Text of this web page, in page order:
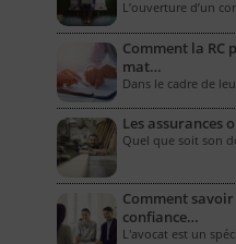
L’ouverture d’un
Comment la RC
mat…
Dans le cadre de
Les assurances
Quel que soit son
Comment
confiance…
L'avocat est un